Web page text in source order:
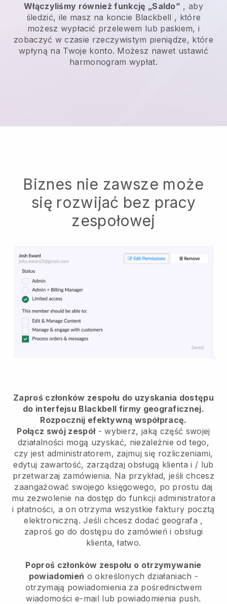
Włączyliśmy również funkcję „Saldo” , aby
śledzić, ile masz na koncie Blackbell , które
możesz wypłacić przelewem lub paskiem, i
zobaczyć w czasie rzeczywistym pieniądze, które
wpłyną na Twoje konto. Możesz nawet ustawić
harmonogram wypłat.
Biznes nie zawsze może
się rozwijać bez pracy
zespołowej
Zaproś członków zespołu do uzyskania dostępu
do interfejsu Blackbell firmy geograficznej.
Rozpocznij efektywną współpracę.
Połącz swój zespół- wybierz, jaką część swojej
działalności mogą uzyskać, niezależnie od tego,
czy jest administratorem, zajmuj się rozliczeniami,
edytuj zawartość, zarządzaj obsługą klienta i / lub
przetwarzaj zamówienia. Na przykład, jeśli chcesz
zaangażować swojego księgowego, po prostu daj
mu zezwolenie na dostęp do funkcji administratora
i płatności, a on otrzyma wszystkie faktury pocztą
elektroniczną.Jeśli chcesz dodać geografa ,
zaproś go do dostępu do zamówień i obsługi
klienta, łatwo.
Poproś członków zespołu o otrzymywanie
powiadomień o określonych działaniach -
otrzymają powiadomienia za pośrednictwem
wiadomości e-mail lub powiadomienia push.